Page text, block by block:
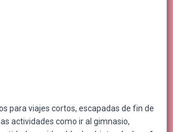
para viajes cortos, escapadas de fin de
actividades como ir al gimnasio,